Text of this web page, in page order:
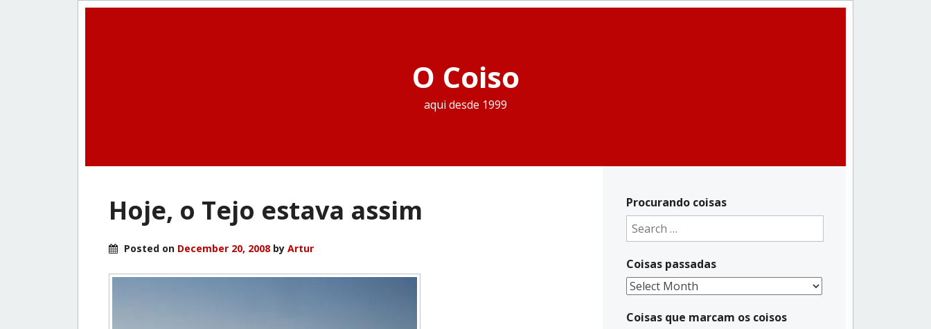
O Coiso
aqui desde 1999
Hoje, o Tejo estava assim
Posted on December 20, 2008 by Artur
Procurando coisas
Search
for:
Coisas passadas
Coisas
Coisas que marcam os coisos